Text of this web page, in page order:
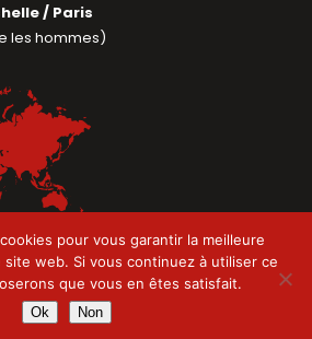
/ Paris
les hommes)
pour vous garantir la meilleure
web. Si vous continuez à utiliser ce
que vous en êtes satisfait.
Ok Non